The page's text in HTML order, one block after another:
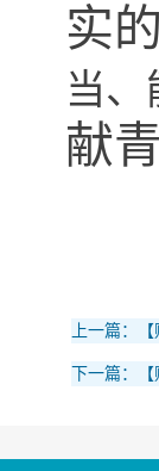
实
当、
献
上一篇：
下一篇：